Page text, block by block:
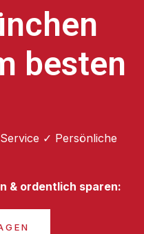
besten
✓ Persönliche
& ordentlich sparen: